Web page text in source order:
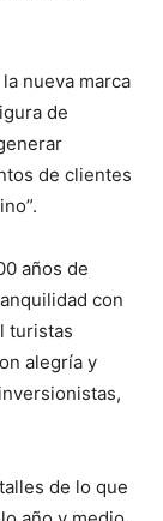
nueva marca
de
de clientes
años de
con
turistas
alegría y
de lo que